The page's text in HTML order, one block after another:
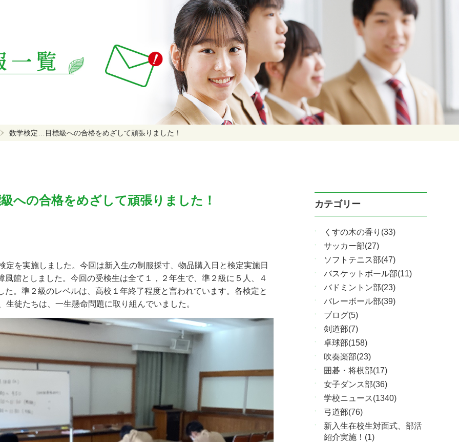
数学検定…目標級への合格をめざして頑張りました！
への合格をめざして頑張りました！
定を実施しました。今回は新入生の制服採寸、物品購入日と検定実施日
風館としました。今回の受検生は全て１，２年生で、準２級に５人、４
た。準２級のレベルは、高校１年終了程度と言われています。各検定と
生徒たちは、一生懸命問題に取り組んでいました。
カテゴリー
くすの木の香り(33)
サッカー部(27)
ソフトテニス部(47)
バスケットボール部(11)
バドミントン部(23)
バレーボール部(39)
ブログ(5)
剣道部(7)
卓球部(158)
吹奏楽部(23)
囲碁・将棋部(17)
女子ダンス部(36)
学校ニュース(1340)
弓道部(76)
新入生在校生対面式、部活
紹介実施！(1)